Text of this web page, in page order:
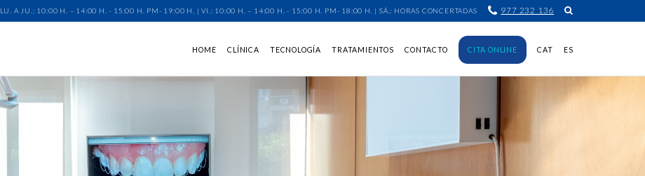
LU. A JU.: 10:00 H. – 14:00 H. - 15:00 H. PM- 19:00 H. | VI.: 10:00 H. – 14:00 H. - 15:00 H. PM- 18:00 H. | SÁ.: HORAS CONCERTADAS 977 232 136
HOME CLÍNICA TECNOLOGÍA TRATAMIENTOS CONTACTO CITA ONLINE CAT ES